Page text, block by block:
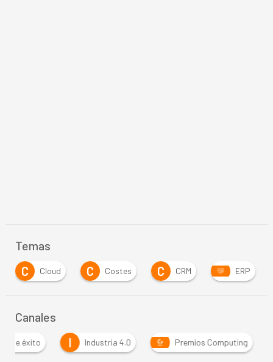
Temas
C
Costes C CRM ERP G Gobierno
Canales
de éxito I Industria 4.0 Premios Computing